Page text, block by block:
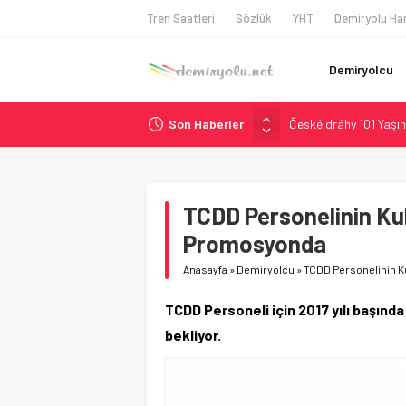
Tren Saatleri Sözlük YHT Demiryolu
Demiryolcu
Son Haberler
České dráhy 101
Brescia 426 Milyon
Chicago’da Metra
Çekya ETCS’de
TCDD Personelinin
Promosyonda
Anasayfa » Demiryolcu »TCDD Personelinin
TCDD Personeli için 2017 yılı
bekliyor.